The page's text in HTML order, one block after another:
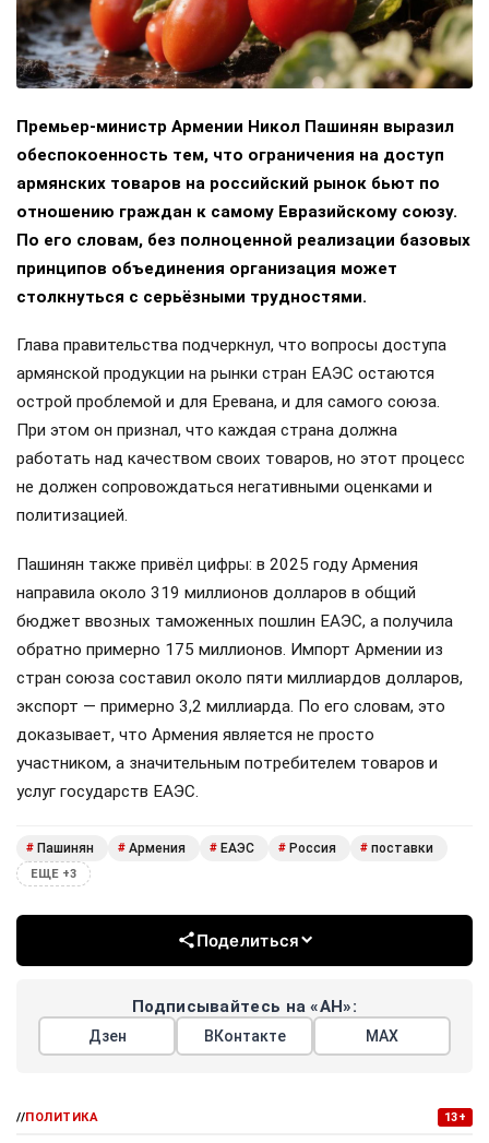
Премьер-министр Армении Никол Пашинян выразил
обеспокоенность тем, что ограничения на доступ
армянских товаров на российский рынок бьют по
отношению граждан к самому Евразийскому союзу.
По его словам, без полноценной реализации базовых
принципов объединения организация может
столкнуться с серьёзными трудностями.
Глава правительства подчеркнул, что вопросы доступа
армянской продукции на рынки стран ЕАЭС остаются
острой проблемой и для Еревана, и для самого союза.
При этом он признал, что каждая страна должна
работать над качеством своих товаров, но этот процесс
не должен сопровождаться негативными оценками и
политизацией.
Пашинян также привёл цифры: в 2025 году Армения
направила около 319 миллионов долларов в общий
бюджет ввозных таможенных пошлин ЕАЭС, а получила
обратно примерно 175 миллионов. Импорт Армении из
стран союза составил около пяти миллиардов долларов,
экспорт — примерно 3,2 миллиарда. По его словам, это
доказывает, что Армения является не просто
участником, а значительным потребителем товаров и
услуг государств ЕАЭС.
# Пашинян # Армения # ЕАЭС # Россия # поставки
ЕЩЕ +3
Поделиться
Подписывайтесь на «АН»:
Дзен ВКонтакте МАХ
//ПОЛИТИКА 13+